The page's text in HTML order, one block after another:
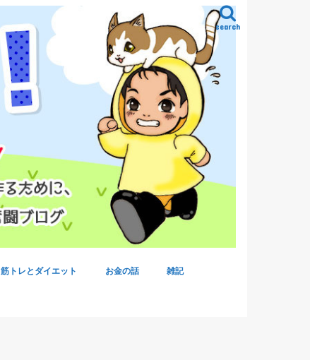
search
筋トレとダイエット お金の話 雑記